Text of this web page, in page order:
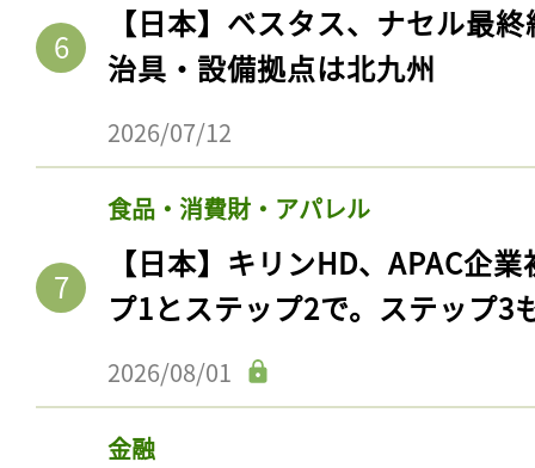
【日本】ベスタス、ナセル最
治具・設備拠点は北九州
2026/07/12
食品・消費財・アパレル
【日本】キリンHD、APAC企
プ1とステップ2で。ステップ3
2026/08/01
金融